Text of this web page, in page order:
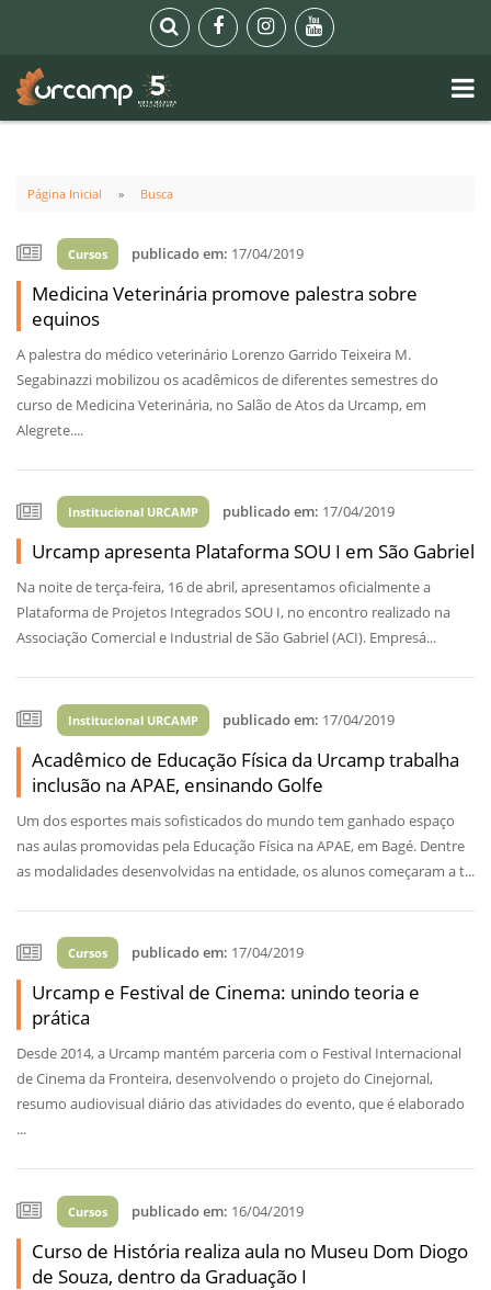
Página Inicial Busca
Cursos publicado em: 17/04/2019
Medicina Veterinária promove palestra sobre
equinos
A palestra do médico veterinário Lorenzo Garrido Teixeira M.
Segabinazzi mobilizou os acadêmicos de diferentes semestres do
curso de Medicina Veterinária, no Salão de Atos da Urcamp, em
Alegrete....
Institucional URCAMP publicado em: 17/04/2019
Urcamp apresenta Plataforma SOU I em São Gabriel
Na noite de terça-feira, 16 de abril, apresentamos oficialmente a
Plataforma de Projetos Integrados SOU I, no encontro realizado na
Associação Comercial e Industrial de São Gabriel (ACI). Empresá...
Institucional URCAMP publicado em: 17/04/2019
Acadêmico de Educação Física da Urcamp trabalha
inclusão na APAE, ensinando Golfe
Um dos esportes mais sofisticados do mundo tem ganhado espaço
nas aulas promovidas pela Educação Física na APAE, em Bagé. Dentre
as modalidades desenvolvidas na entidade, os alunos começaram a t...
Cursos publicado em: 17/04/2019
Urcamp e Festival de Cinema: unindo teoria e
prática
Desde 2014, a Urcamp mantém parceria com o Festival Internacional
de Cinema da Fronteira, desenvolvendo o projeto do Cinejornal,
resumo audiovisual diário das atividades do evento, que é elaborado
...
Cursos publicado em: 16/04/2019
Curso de História realiza aula no Museu Dom Diogo
de Souza, dentro da Graduação I